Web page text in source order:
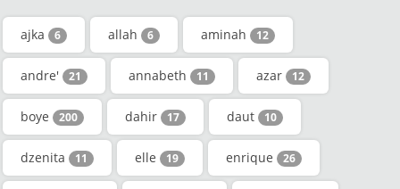
ajka 6 allah 6 aminah 12
andre' 21 annabeth 11 azar 12
boye 200 dahir 17 daut 10
dzenita 11 elle 19 enrique 26